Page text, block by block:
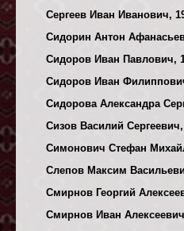
Сергеев Иван Иванович,
Сидорин Антон
Сидоров Иван Павлович,
Сидоров Иван
Сидорова Александра
Сизов Василий Сергеевич,
Симонович Стефан
Слепов Максим
Смирнов Георгий
Смирнов Иван